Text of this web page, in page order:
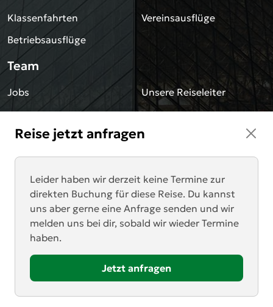
Reise jetzt anfragen
Leider haben wir derzeit keine Termine zur
direkten Buchung für diese Reise. Du kannst
uns aber gerne eine Anfrage senden und wir
melden uns bei dir, sobald wir wieder Termine
haben.
Jetzt anfragen
Klassenfahrten
Betriebsausflüge
Vereinsausflüge
Team
Jobs Unsere Reiseleiter
Sonstiges
Downloads
Datenschutz
Newsletter
Kontakt
Anrufen
Mail schreiben
Zum Angebotsformular